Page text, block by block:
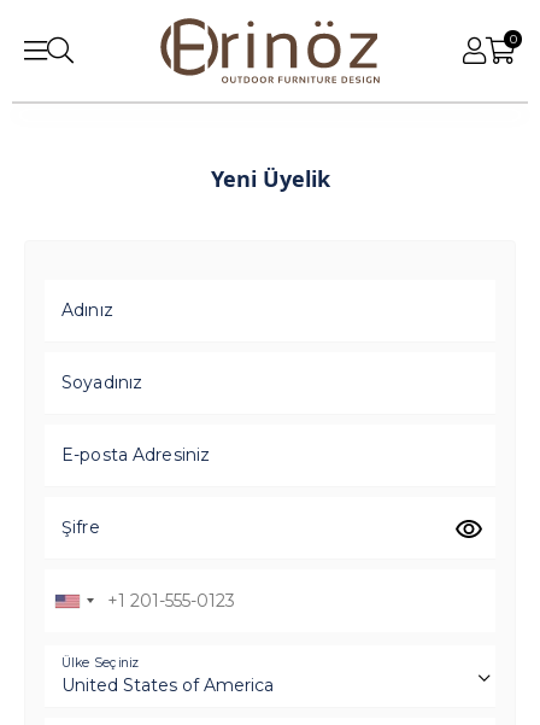
0
Yeni Üyelik
Adınız
Soyadınız
E-posta Adresiniz
Şifre
Ülke Seçiniz